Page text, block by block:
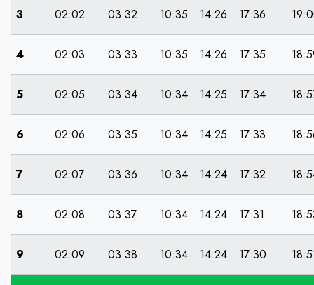
3 02:02 03:32 10:35 14:26 17:36
4 02:03 03:33 10:35 14:26 17:35
5 02:05 03:34 10:34 14:25 17:34
6 02:06 03:35 10:34 14:25 17:33
7 02:07 03:36 10:34 14:24 17:32
8 02:08 03:37 10:34 14:24 17:31
9 02:09 03:38 10:34 14:24 17:30